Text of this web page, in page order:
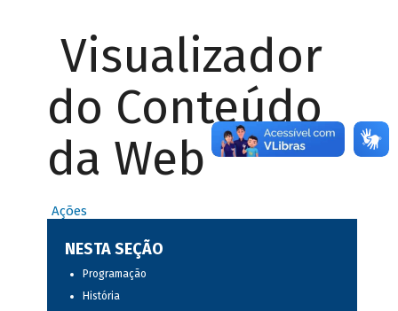
Visualizador
do Conteúdo
da Web
Ações
NESTA SEÇÃO
Programação
História